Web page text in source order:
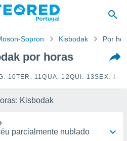
Sopron Kisbodak Por
por horas
10TER. 11QUA. 12QUI. 13SEX. 14
Kisbodak
parcialmente nublado